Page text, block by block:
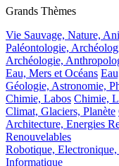
Grands Thèmes
Vie Sauvage, Nature,
Paléontologie,
Archéologie,
Eau, Mers et Océans
Géologie, Astronomie,
Chimie, Labos Chimie,
Climat, Glaciers, Planète
Architecture, Energies
Renouvelables
Robotique,
Informatique